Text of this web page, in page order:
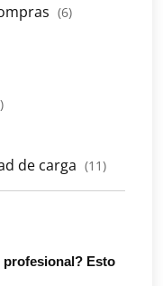
(6)
de carga (11)
Esto